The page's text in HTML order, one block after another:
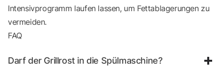
Intensivprogramm laufen lassen, um Fettablagerungen zu
vermeiden.
FAQ
Darf der Grillrost in die Spülmaschine?